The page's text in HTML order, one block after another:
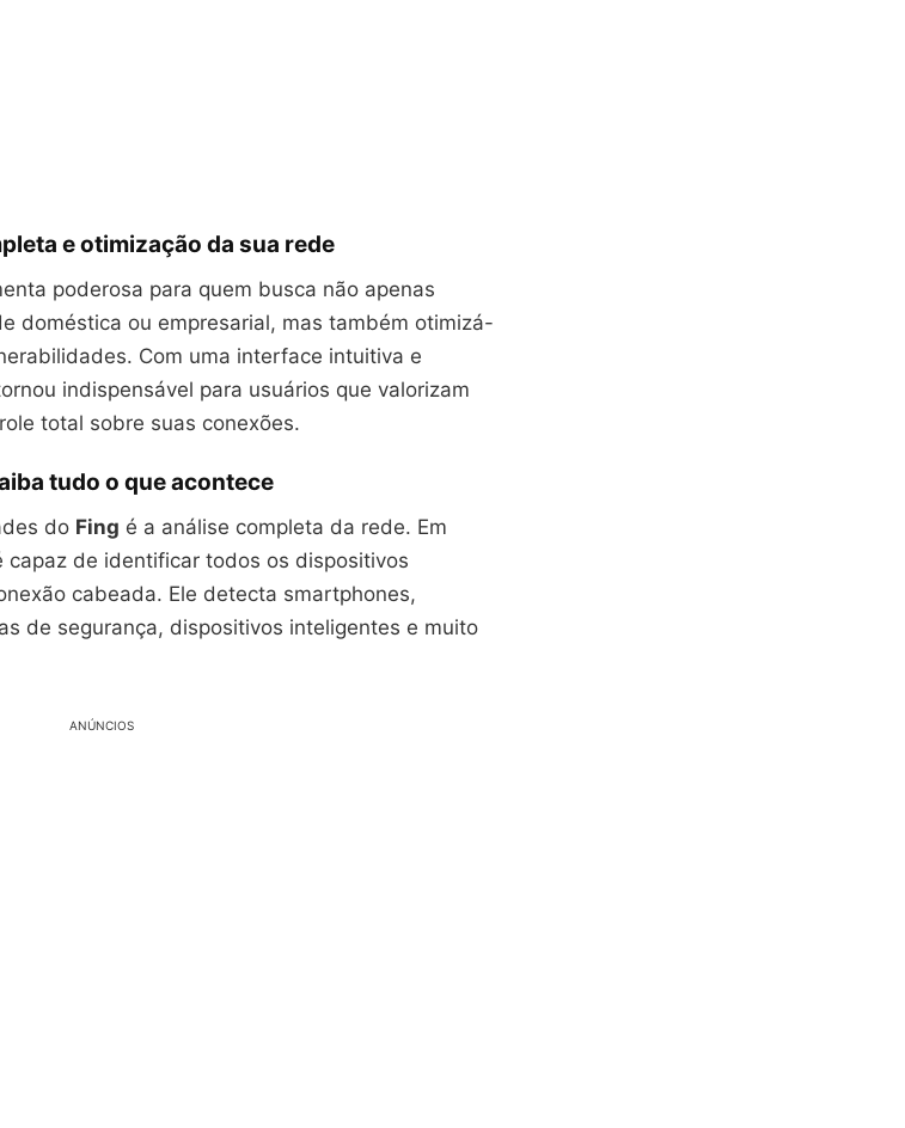
e otimização da sua rede
poderosa para quem busca não apenas
doméstica ou empresarial, mas também otimizá-
Com uma interface intuitiva e
indispensável para usuários que valorizam
total sobre suas conexões.
tudo o que acontece
do Fing é a análise completa da rede. Em
capaz de identificar todos os dispositivos
cabeada. Ele detecta smartphones,
de segurança, dispositivos inteligentes e muito
ANÚNCIOS